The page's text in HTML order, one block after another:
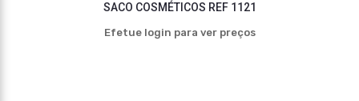
SACO COSMÉTICOS REF 1121
Efetue login para ver preços